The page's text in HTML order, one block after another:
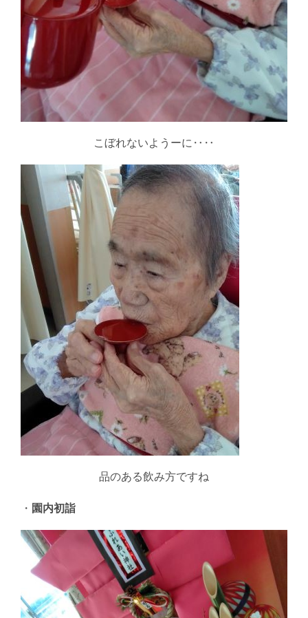
こぼれないようーに‥‥
品のある飲み方ですね
・ 園内初詣